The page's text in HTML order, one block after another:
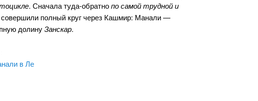
. Сначала туда-обратнопо самой трудной и
полный круг через Кашмир: Манали —
долинуЗанскар.
в Ле